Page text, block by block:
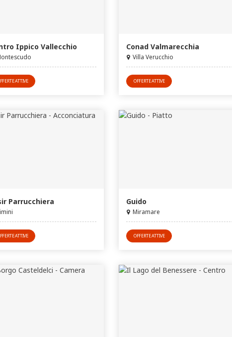
Ippico Vallecchio
ATTIVE
Conad Valmarecchia
Villa Verucchio
OFFERTE ATTIVE
Parrucchiera
ATTIVE
Guido
Miramare
OFFERTE ATTIVE